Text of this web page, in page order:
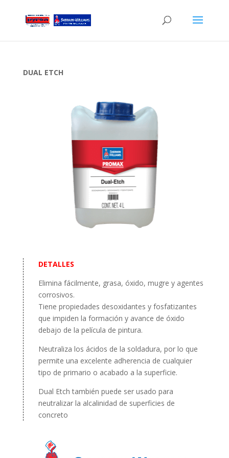
DUAL ETCH
DETALLES
Elimina fácilmente, grasa, óxido, mugre y agentes
corrosivos.
Tiene propiedades desoxidantes y fosfatizantes
que impiden la formación y avance de óxido
debajo de la película de pintura.
Neutraliza los ácidos de la soldadura, por lo que
permite una excelente adherencia de cualquier
tipo de primario o acabado a la superficie.
Dual Etchtambién puede ser usado para
neutralizar la alcalinidad de superficies de
concreto